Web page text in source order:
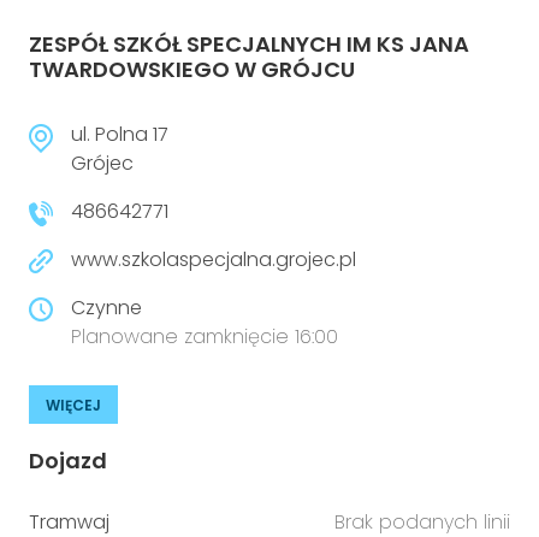
ZESPÓŁ SZKÓŁ SPECJALNYCH IM KS JANA
TWARDOWSKIEGO W GRÓJCU
ul. Polna 17
Grójec
486642771
www.szkolaspecjalna.grojec.pl
Czynne
Planowane zamknięcie 16:00
WIĘCEJ
Dojazd
Tramwaj
Brak podanych linii